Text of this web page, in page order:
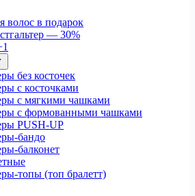
волос в подарок
— 30%
без косточек
с косточками
с мягкими чашками
с формованными чашками
PUSH-UP
бандо
балконет
топы (топ бралетт)